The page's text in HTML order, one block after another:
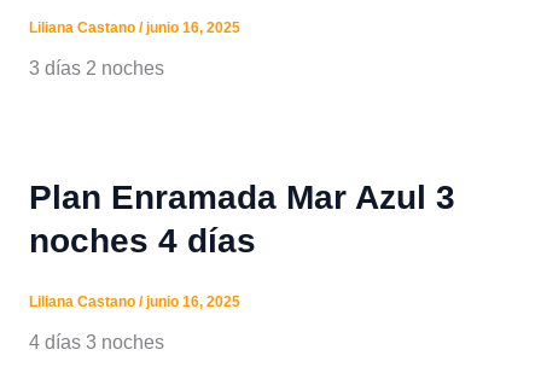
Liliana Castano /junio 16, 2025
3 días 2 noches
Plan Enramada Mar Azul 3
noches 4 días
Liliana Castano /junio 16, 2025
4 días 3 noches